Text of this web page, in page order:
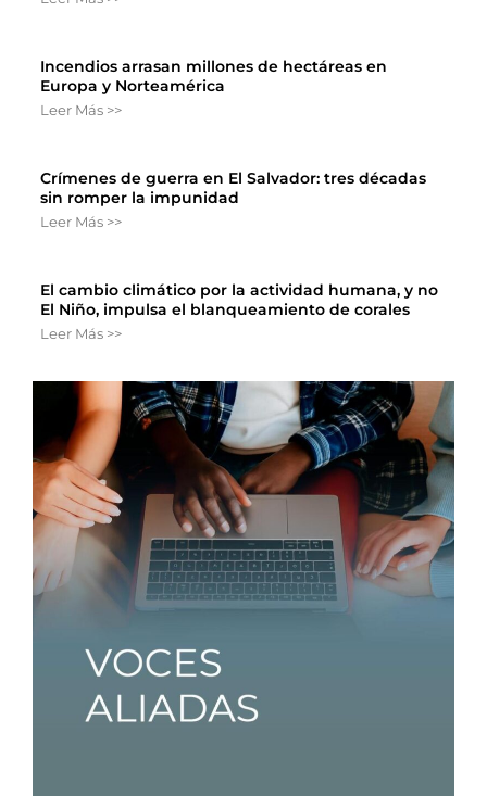
Incendios arrasan millones de hectáreas en
Europa y Norteamérica
Leer Más >>
Crímenes de guerra en El Salvador: tres décadas
sin romper la impunidad
Leer Más >>
El cambio climático por la actividad humana, y no
El Niño, impulsa el blanqueamiento de corales
Leer Más >>